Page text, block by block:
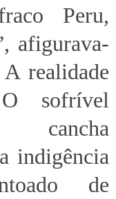
Peru,
afigurava-
A realidade
sofrível
cancha
indigência
de